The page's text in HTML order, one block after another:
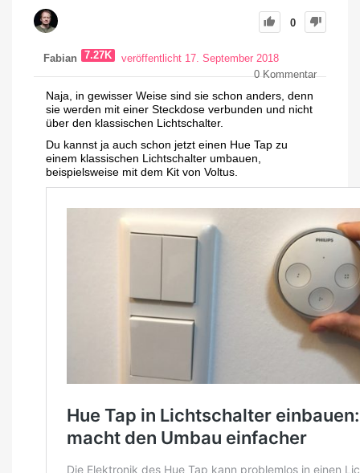
0
Fabian 7.27K
veröffentlicht 17. September 2018
0Kommentar
Naja, in gewisser Weise sind sie schon anders, denn
sie werden mit einer Steckdose verbunden und nicht
über den klassischen Lichtschalter.
Du kannst ja auch schon jetzt einen Hue Tap zu
einem klassischen Lichtschalter umbauen,
beispielsweise mit dem Kit von Voltus.